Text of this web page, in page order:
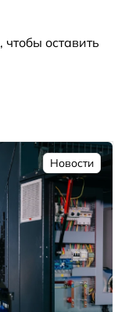
, чтобы оставить
Новости